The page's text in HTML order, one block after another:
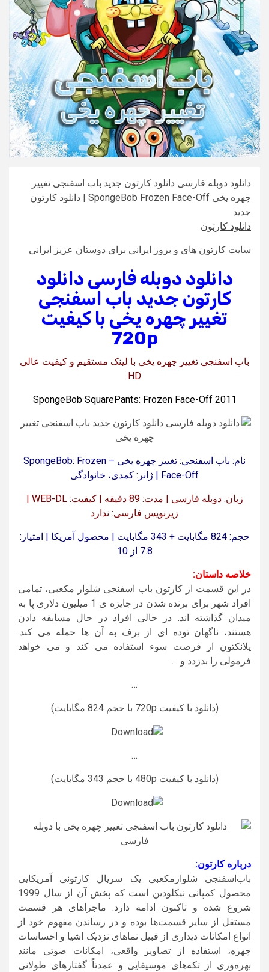
دانلود دوبله فارسی دانلود کارتون جدید باب اسفنجی تغییر
چهره یخی SpongeBob Frozen Face-Off | دانلود کارتون
جدید
دانلود کارتون
سایت کارتون های و بروز ایرانی برای دوستان عزیز ایرانی
دانلود دوبله فارسی دانلود
کارتون جدید باب اسفنجی
تغییر چهره یخی با کیفیت
720p
باب اسفنجی تغییر چهره یخی با لینک مستقیم و کیفیت عالی
HD
SpongeBob SquarePants: Frozen Face-Off 2011
نام: باب اسفنجی: تغییر چهره یخی – SpongeBob: Frozen
Face-Off | ژانر: کمدی، خانوادگی
زیرنویس فارسی: ندارد
حجم: 824 مگابایت + 343 مگابایت | محصول آمریکا | امتیاز:
7.8 از 10
خلاصه داستان:
در این قسمت از کارتون باب اسفنجی شلوار مکعبی، تمامی
افراد شهر برای برنده شدن در جایزه ی 1 میلیون دلاری پا به
میدان گذاشته اند. در حالی افراد در حال مسابقه دادن
هستند، ناگهان توده ای از برف به آن ها حمله می کند.
پلانکتون از فرصت سوء استفاده می کند و می خواهد
فرمولی را بدزدد و …
…
(دانلود با کیفیت 720p با حجم 824 مگابایت)
…
(دانلود با کیفیت 480p با حجم 343 مگابایت)
درباره کارتون:
باب‌اسفنجی شلوارمکعبی یک سریال کارتونی آمریکایی
محصول کمپانی نیکلودین است که پخش آن از سال 1999
شروع شده و تاکنون ادامه دارد. ماجراهای هر قسمت
مستقل از سایر قسمت‌ها بوده و در رساندن مفهوم خود از
انواع امکانات دیداری از قبیل نماهای نزدیک اشیا و احساسات
چهره، استفاده از تصاویر واقعی، امکانات صوتی مانند
بهره‌وری از تکه‌های موسیقایی و عمدتاً گفتارهای طولانی